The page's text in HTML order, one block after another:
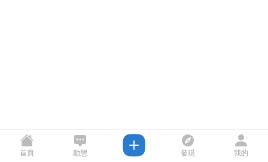
首頁 動態 發現 我的